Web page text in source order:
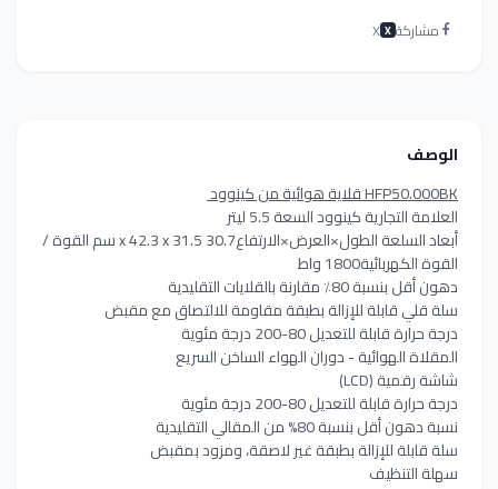
مشاركة X
X
الوصف
HFP50.000BK قلاية هوائية من كينوود
العلامة التجارية كينوود السعة 5.5 ليتر
أبعاد السلعة الطول×العرض×الارتفاع30.7 x 42.3 x 31.5 سم القوة /
القوة الكهربائية1800 واط
دهون أقل بنسبة 80٪ مقارنة بالقلايات التقليدية
سلة قلي قابلة للإزالة بطبقة مقاومة للالتصاق مع مقبض
درجة حرارة قابلة للتعديل 80-200 درجة مئوية
المقلاة الهوائية - دوران الهواء الساخن السريع
شاشة رقمية (LCD)
درجة حرارة قابلة للتعديل 80-200 درجة مئوية
نسبة دهون أقل بنسبة 80% من المقالي التقليدية
سلة قابلة للإزالة بطبقة غير لاصقة، ومزود بمقبض
سهلة التنظيف